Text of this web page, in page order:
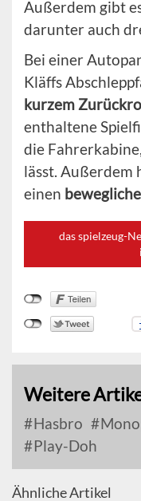
Außerdem gibt
darunter auch
Bei einer
Kläffs
kurzem
enthaltene
die
lässt. Außerdem
einen
das spielzeug-
Weitere
Hasbro
Play-Doh
Ähnliche Artikel